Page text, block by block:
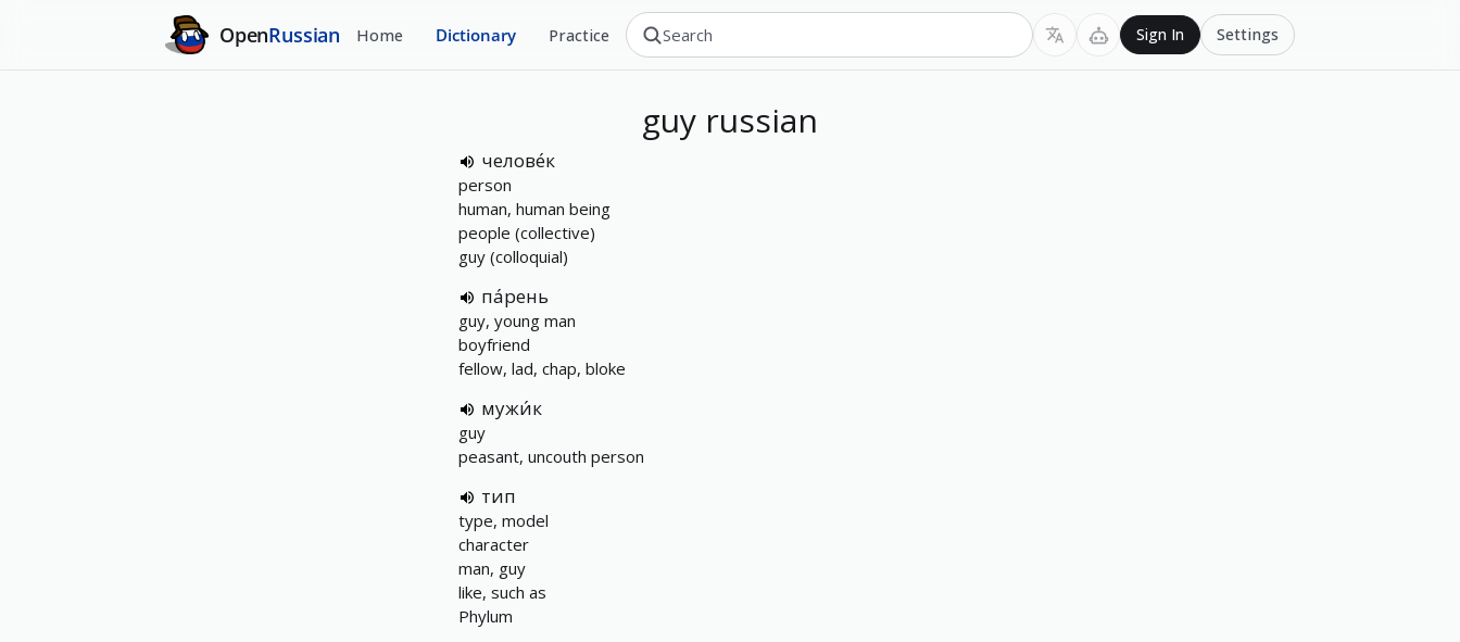
OpenRussian Home Dictionary Practice Sign In Settings
guy russian
челове́к
person
human, human being
people (collective)
guy (colloquial)
па́рень
guy, young man
boyfriend
fellow, lad, chap, bloke
мужи́к
guy
peasant, uncouth person
тип
type, model
character
man, guy
like, such as
Phylum